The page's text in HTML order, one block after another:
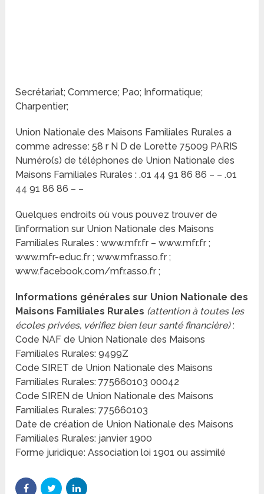
Secrétariat; Commerce; Pao; Informatique;
Charpentier;
Union Nationale des Maisons Familiales Rurales a
comme adresse: 58 r N D de Lorette 75009 PARIS
Numéro(s) de téléphones de Union Nationale des
Maisons Familiales Rurales : .01 44 91 86 86 – – .01
44 91 86 86 – –
Quelques endroits où vous pouvez trouver de
l’information sur Union Nationale des Maisons
Familiales Rurales : www.mfr.fr – www.mfr.fr ;
www.mfr-educ.fr ; www.mfr.asso.fr ;
www.facebook.com/mfr.asso.fr ;
Informations générales sur Union Nationale des
Maisons Familiales Rurales (attention à toutes les
écoles privées, vérifiez bien leur santé financière):
Code NAF de Union Nationale des Maisons
Familiales Rurales: 9499Z
Code SIRET de Union Nationale des Maisons
Familiales Rurales: 775660103 00042
Code SIREN de Union Nationale des Maisons
Familiales Rurales: 775660103
Date de création de Union Nationale des Maisons
Familiales Rurales: janvier 1900
Forme juridique: Association loi 1901 ou assimilé